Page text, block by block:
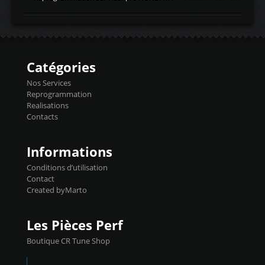
d'admissiontemp ex. pour atmo -30- 80°C
temperaturetemperature ldr moteurtemp
Injecteurs + Flashpro 1370€ TTC Le
précise et performante. Vous pourrez
basculer de la carto sans plomb à Ethanol à
l'aide du flashpro OPTION ECONOMIQUES
Reprog SP 98 sur le calculateur d'origine
450€ TTC Un gain d'environ 10cv et 15nm
Catégories
Nos Services
Reprogrammation
Realisations
Contacts
Informations
Conditions d’utilisation
Contact
Created byMarto
Les Pièces Perf
Boutique CR Tune Shop